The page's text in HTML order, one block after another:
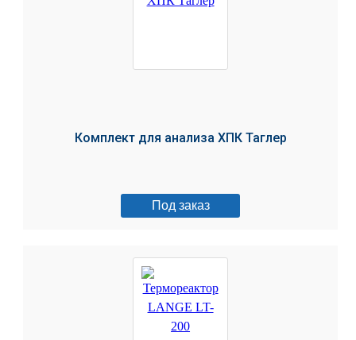
Комплект для анализа ХПК Таглер
Под заказ